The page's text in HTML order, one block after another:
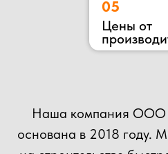
РАСЧЕТ НАШИМ СПЕЦИАЛИСТАМ!